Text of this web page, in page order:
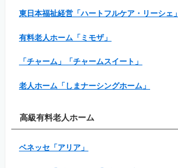
東日本福祉経営「ハートフルケア・リーシェ」
有料老人ホーム「ミモザ」
「チャーム」「チャームスイート」
老人ホーム「しまナーシングホーム」
高級有料老人ホーム
ベネッセ「アリア」